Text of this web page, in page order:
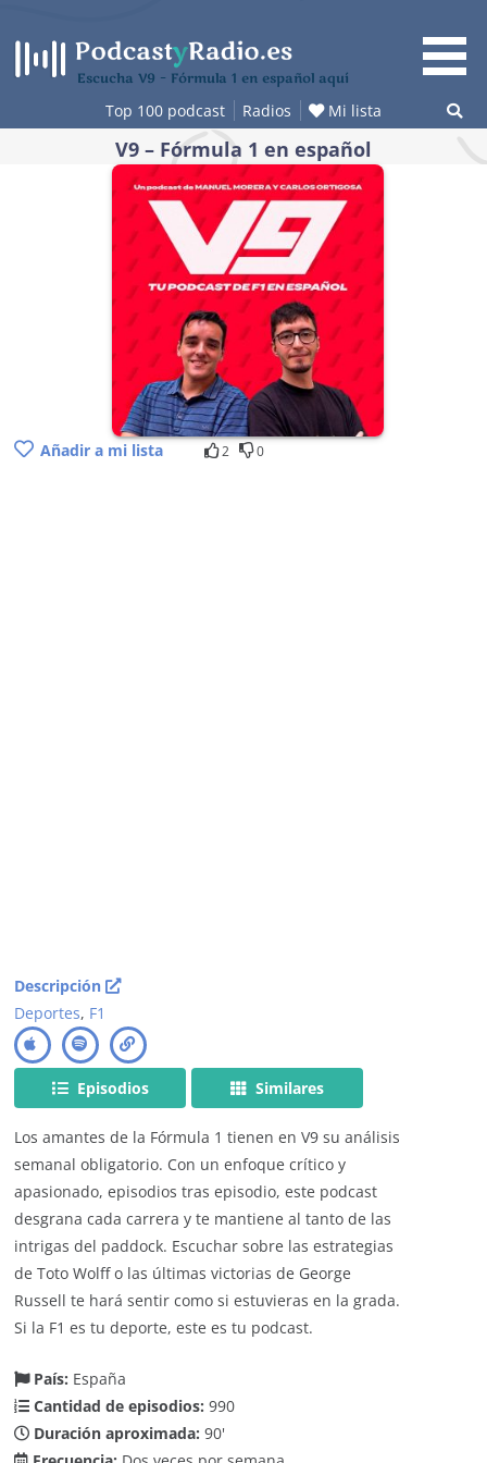
contenido
Escucha V9 – Fórmula 1 en español aquí
Top 100 podcast Radios Mi lista
V9 – Fórmula 1 en español
Añadir a mi lista 2 0
Descripción
Deportes, F1
Episodios Similares
Los amantes de la Fórmula 1 tienen en V9 su análisis
semanal obligatorio. Con un enfoque crítico y
apasionado, episodios tras episodio, este podcast
desgrana cada carrera y te mantiene al tanto de las
intrigas del paddock. Escuchar sobre las estrategias
de Toto Wolff o las últimas victorias de George
Russell te hará sentir como si estuvieras en la grada.
Si la F1 es tu deporte, este es tu podcast.
País: España
Cantidad de episodios: 990
Duración aproximada: 90'